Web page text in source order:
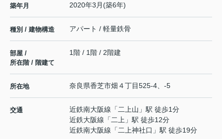
築年月 2020年3月(築6年)
種別 / 建物構造 アパート / 軽量鉄骨
部屋 /
所在階 / 階建て
1階 / 1階 / 2階建
所在地 奈良県香芝市畑 ４丁目525-4、-5
交通 近鉄南大阪線 「二上山 」駅 徒歩1分
近鉄大阪線 「二上 」駅 徒歩12分
近鉄南大阪線 「二上神社口 」駅 徒歩19分